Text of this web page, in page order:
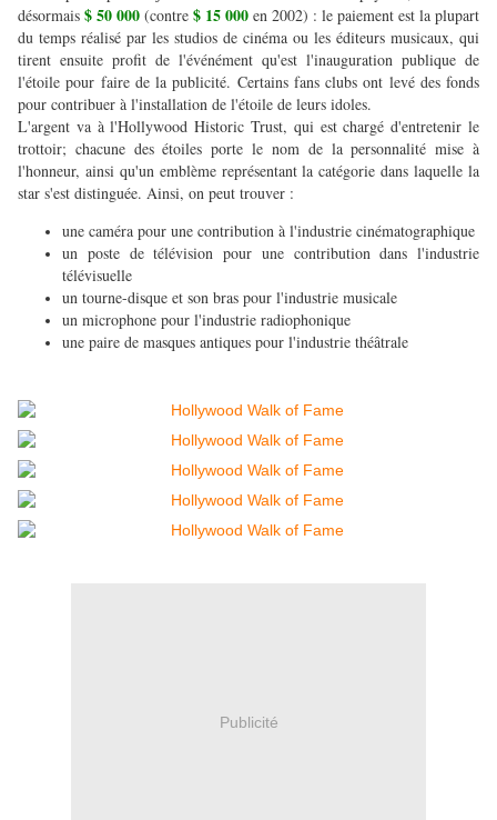
désormais $ 50 000 (contre $ 15 000 en 2002) : le paiement est la plupart
du temps réalisé par les studios de cinéma ou les éditeurs musicaux, qui
tirent ensuite profit de l'événément qu'est l'inauguration publique de
l'étoile pour faire de la publicité. Certains fans clubs ont levé des fonds
pour contribuer à l'installation de l'étoile de leurs idoles.
L'argent va à l'Hollywood Historic Trust, qui est chargé d'entretenir le
trottoir; chacune des étoiles porte le nom de la personnalité mise à
l'honneur, ainsi qu'un emblème représentant la catégorie dans laquelle la
star s'est distinguée. Ainsi, on peut trouver :
une caméra pour une contribution à l'industrie cinématographique
un poste de télévision pour une contribution dans l'industrie
télévisuelle
un tourne-disque et son bras pour l'industrie musicale
un microphone pour l'industrie radiophonique
une paire de masques antiques pour l'industrie théâtrale
Publicité